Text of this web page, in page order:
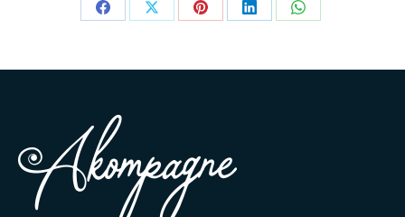
Partager
Facebook
Partager
X
Partager
Pinterest
Partager
LinkedIn
Partager
WhatsApp